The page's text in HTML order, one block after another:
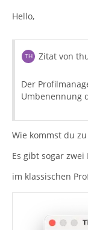
Hello,
Zitat von
Der
Umbenennung
Wie kommst du
Es gibt sogar
im klassischen